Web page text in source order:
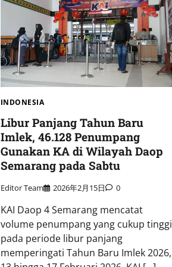
INDONESIA
Libur Panjang Tahun Baru
Imlek, 46.128 Penumpang
Gunakan KA di Wilayah Daop
Semarang pada Sabtu
Editor Team 2026年2月15日 0
KAI Daop 4 Semarang mencatat
volume penumpang yang cukup tinggi
pada periode libur panjang
memperingati Tahun Baru Imlek 2026,